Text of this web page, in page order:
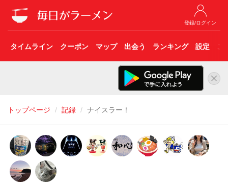
登録/ログイン
タイムライン クーポン マップ 出会う ランキング 設定 こ
トップページ 記録 ナイスラー！